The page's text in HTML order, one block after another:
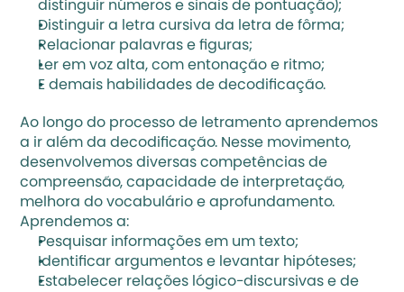
distinguir números e sinais de pontuação);
Distinguir a letra cursiva da letra de fôrma;
Relacionar palavras e figuras;
Ler em voz alta, com entonação e ritmo;
E demais habilidades de decodificação.
Ao longo do processo de letramento aprendemos
a ir além da decodificação. Nesse movimento,
desenvolvemos diversas competências de
compreensão, capacidade de interpretação,
melhora do vocabulário e aprofundamento.
Aprendemos a:
Pesquisar informações em um texto;
Identificar argumentos e levantar hipóteses;
Estabelecer relações lógico-discursivas e de